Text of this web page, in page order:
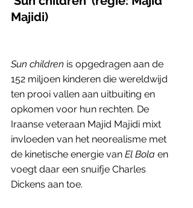
Majidi)
Sun children is opgedragen aan de
152 miljoen kinderen die wereldwijd
ten prooi vallen aan uitbuiting en
opkomen voor hun rechten. De
Iraanse veteraan Majid Majidi mixt
invloeden van het neorealisme met
de kinetische energie van El Bola en
voegt daar een snuifje Charles
Dickens aan toe.